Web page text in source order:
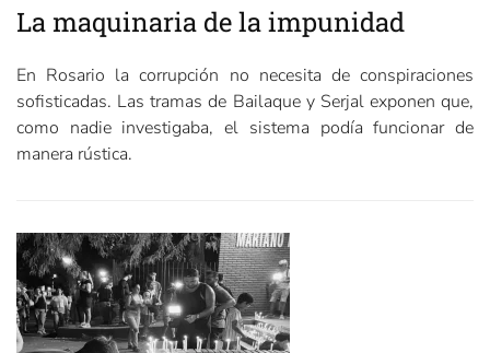
La maquinaria de la impunidad
En Rosario la corrupción no necesita de conspiraciones
sofisticadas. Las tramas de Bailaque y Serjal exponen que,
como nadie investigaba, el sistema podía funcionar de
manera rústica.